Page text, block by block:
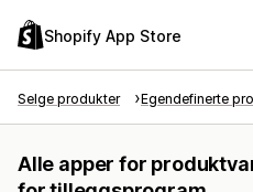
Shopify App Store
Selge produkter Egendefinerte
Alle apper for